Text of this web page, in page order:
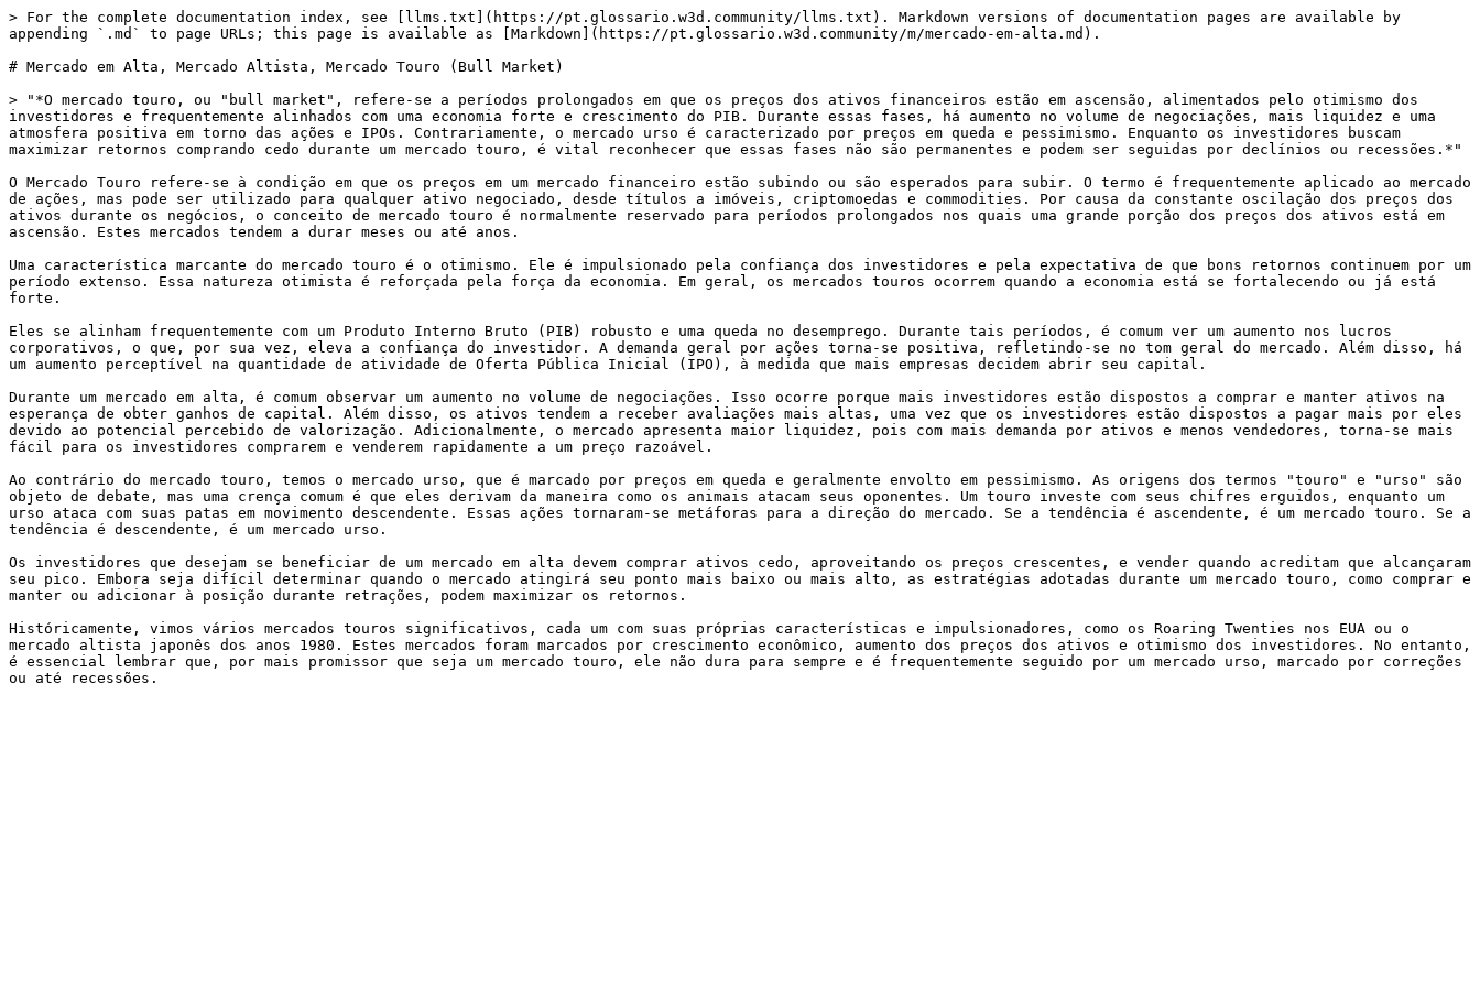
> For the complete documentation index, see [llms.txt](https://pt.glossario.w3d.community/llms.txt). Markdown versions of documentation pages are available by
appending `.md` to page URLs; this page is available as [Markdown](https://pt.glossario.w3d.community/m/mercado-em-alta.md).
# Mercado em Alta, Mercado Altista, Mercado Touro (Bull Market)
> "*O mercado touro, ou "bull market", refere-se a períodos prolongados em que os preços dos ativos financeiros estão em ascensão, alimentados pelo otimismo dos
investidores e frequentemente alinhados com uma economia forte e crescimento do PIB. Durante essas fases, há aumento no volume de negociações, mais liquidez e uma
atmosfera positiva em torno das ações e IPOs. Contrariamente, o mercado urso é caracterizado por preços em queda e pessimismo. Enquanto os investidores buscam
maximizar retornos comprando cedo durante um mercado touro, é vital reconhecer que essas fases não são permanentes e podem ser seguidas por declínios ou recessões.*"
O Mercado Touro refere-se à condição em que os preços em um mercado financeiro estão subindo ou são esperados para subir. O termo é frequentemente aplicado ao mercado
de ações, mas pode ser utilizado para qualquer ativo negociado, desde títulos a imóveis, criptomoedas e commodities. Por causa da constante oscilação dos preços dos
ativos durante os negócios, o conceito de mercado touro é normalmente reservado para períodos prolongados nos quais uma grande porção dos preços dos ativos está em
ascensão. Estes mercados tendem a durar meses ou até anos.
Uma característica marcante do mercado touro é o otimismo. Ele é impulsionado pela confiança dos investidores e pela expectativa de que bons retornos continuem por um
período extenso. Essa natureza otimista é reforçada pela força da economia. Em geral, os mercados touros ocorrem quando a economia está se fortalecendo ou já está
forte.
Eles se alinham frequentemente com um Produto Interno Bruto (PIB) robusto e uma queda no desemprego. Durante tais períodos, é comum ver um aumento nos lucros
corporativos, o que, por sua vez, eleva a confiança do investidor. A demanda geral por ações torna-se positiva, refletindo-se no tom geral do mercado. Além disso, há
um aumento perceptível na quantidade de atividade de Oferta Pública Inicial (IPO), à medida que mais empresas decidem abrir seu capital.
Durante um mercado em alta, é comum observar um aumento no volume de negociações. Isso ocorre porque mais investidores estão dispostos a comprar e manter ativos na
esperança de obter ganhos de capital. Além disso, os ativos tendem a receber avaliações mais altas, uma vez que os investidores estão dispostos a pagar mais por eles
devido ao potencial percebido de valorização. Adicionalmente, o mercado apresenta maior liquidez, pois com mais demanda por ativos e menos vendedores, torna-se mais
fácil para os investidores comprarem e venderem rapidamente a um preço razoável.
Ao contrário do mercado touro, temos o mercado urso, que é marcado por preços em queda e geralmente envolto em pessimismo. As origens dos termos "touro" e "urso" são
objeto de debate, mas uma crença comum é que eles derivam da maneira como os animais atacam seus oponentes. Um touro investe com seus chifres erguidos, enquanto um
urso ataca com suas patas em movimento descendente. Essas ações tornaram-se metáforas para a direção do mercado. Se a tendência é ascendente, é um mercado touro. Se a
tendência é descendente, é um mercado urso.
Os investidores que desejam se beneficiar de um mercado em alta devem comprar ativos cedo, aproveitando os preços crescentes, e vender quando acreditam que alcançaram
seu pico. Embora seja difícil determinar quando o mercado atingirá seu ponto mais baixo ou mais alto, as estratégias adotadas durante um mercado touro, como comprar e
manter ou adicionar à posição durante retrações, podem maximizar os retornos.
Históricamente, vimos vários mercados touros significativos, cada um com suas próprias características e impulsionadores, como os Roaring Twenties nos EUA ou o
mercado altista japonês dos anos 1980. Estes mercados foram marcados por crescimento econômico, aumento dos preços dos ativos e otimismo dos investidores. No entanto,
é essencial lembrar que, por mais promissor que seja um mercado touro, ele não dura para sempre e é frequentemente seguido por um mercado urso, marcado por correções